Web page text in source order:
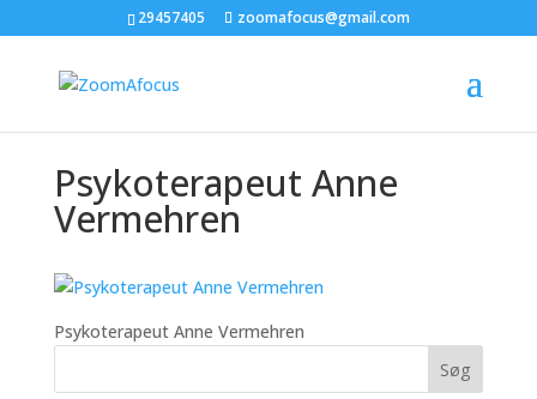
29457405 zoomafocus@gmail.com
Psykoterapeut Anne
Vermehren
Psykoterapeut Anne Vermehren